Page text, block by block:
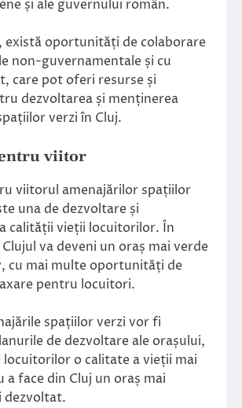
și ale guvernului român.
există oportunități de colaborare
non-guvernamentale și cu
care pot oferi resurse și
dezvoltarea și menținerea
verzi în Cluj.
viitor
viitorul amenajărilor spațiilor
una de dezvoltare și
calității vieții locuitorilor. În
va deveni un oraș mai verde
cu mai multe oportunități de
pentru locuitori.
spațiilor verzi vor fi
de dezvoltare ale orașului,
o calitate a vieții mai
a face din Cluj un oraș mai
dezvoltat.